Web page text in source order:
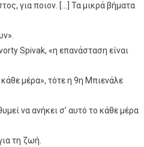
για ποιον. […] Τα μικρά βήματα
Spivak, «η επανάσταση είναι
μέρα», τότε η 9η Μπιενάλε
να ανήκει σ’ αυτό το κάθε μέρα
τη ζωή.